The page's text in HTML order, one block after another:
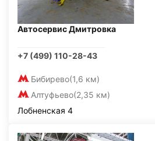
Автосервис Дмитровка
+7 (499) 110-28-43
Бибирево(1,6 км)
Алтуфьево(2,35 км)
Лобненская 4